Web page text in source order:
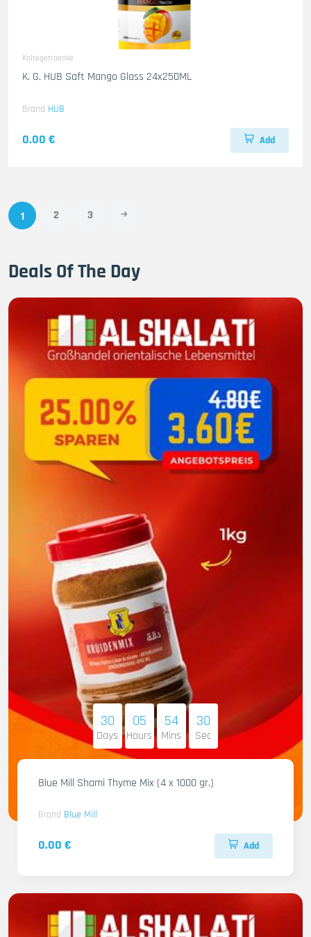
Kaltegetraenke
K. G. HUB Saft Mango Glass 24x250ML
Brand HUB
0.00 € Add
1 2 3
Deals Of The Day
30
Days
05
Hours
54
Mins
28
Sec
Blue Mill Shami Thyme Mix (4 x 1000 gr.)
Brand Blue Mill
0.00 € Add